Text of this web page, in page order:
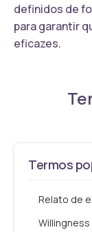
definidos de
para garantir
eficazes.
Termos
Relato de
Willingness